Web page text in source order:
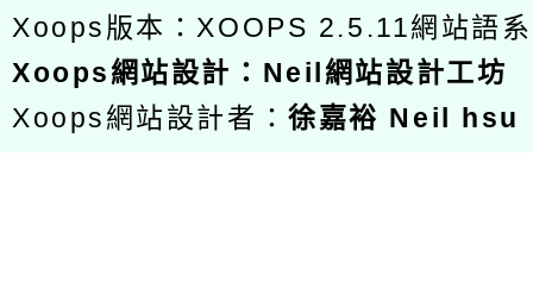
Xoops版本： XOOPS 2.5.11網站語
Xoops網站設計 ： Neil網站設計工坊
Xoops網站設計者：徐嘉裕 Neil hsu